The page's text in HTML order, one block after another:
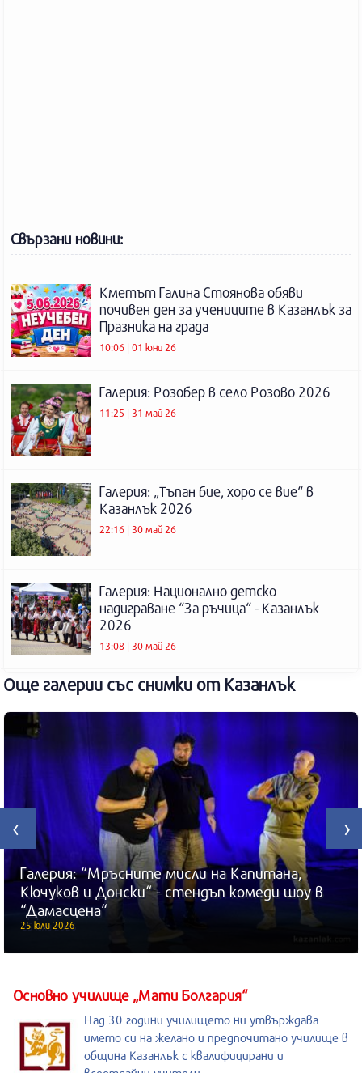
Свързани новини:
Кметът Галина Стоянова обяви
почивен ден за учениците в Казанлък за
Празника на града
10:06 | 01 юни 26
Галерия: Розобер в село Розово 2026
11:25 | 31 май 26
Галерия: „Тъпан бие, хоро се вие“ в
Казанлък 2026
22:16 | 30 май 26
Галерия: Национално детско
надиграване “За ръчица“ - Казанлък
2026
13:08 | 30 май 26
Още галерии със снимки от Казанлък
Галерия: “Мръсните мисли на Капитана,
Кючуков и Донски“ - стендъп комеди шоу в
“Дамасцена“
25 юли 2026
‹ ›
Основно училище „Мати Болгария“
Над 30 години училището ни утвърждава
името си на желано и предпочитано училище в
община Казанлък с квалифицирани и